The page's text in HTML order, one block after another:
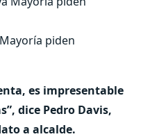
piden
es impresentable
dice Pedro Davis,
a alcalde.